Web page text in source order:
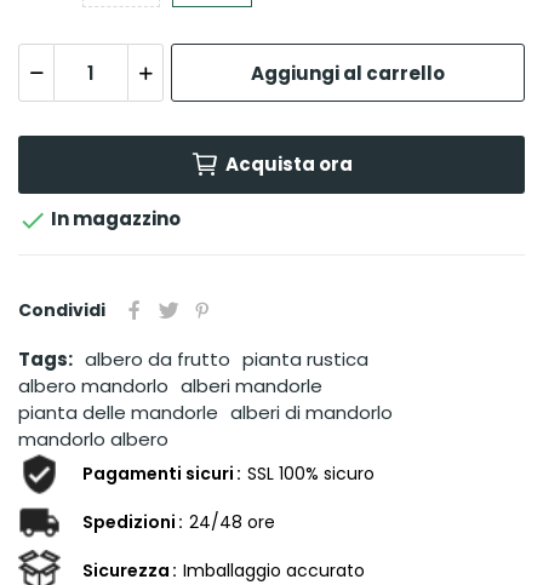
Aggiungi al carrello
Acquista ora
 In magazzino
Condividi
Tags: albero da frutto pianta rustica
albero mandorlo alberi mandorle
pianta delle mandorle alberi di mandorlo
mandorlo albero
Pagamenti sicuri SSL 100% sicuro
Spedizioni 24/48 ore
Sicurezza Imballaggio accurato